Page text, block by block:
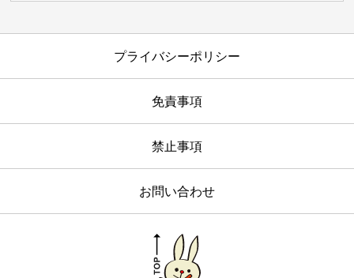
プライバシーポリシー
免責事項
禁止事項
お問い合わせ